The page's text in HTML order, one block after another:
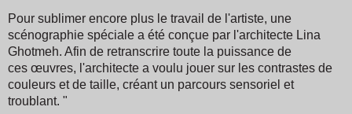
Pour sublimer encore plus le travail de l'artiste, une
scénographie spéciale a été conçue par l'architecte Lina
Ghotmeh. Afin de retranscrire toute la puissance de
ces œuvres, l'architecte a voulu jouer sur les contrastes de
couleurs et de taille, créant un parcours sensoriel et
troublant. "